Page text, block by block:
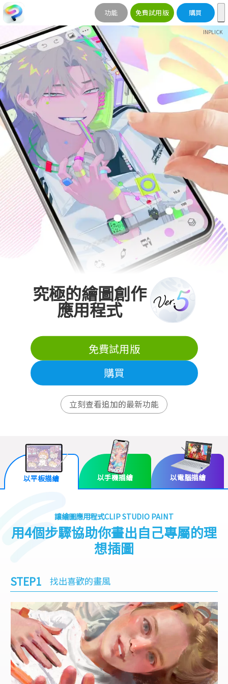
功能 免費試用版 購買
究極的繪圖創作
應用程式
免費試用版
購買
立刻查看追加的最新功能
INPLICK
以電腦描繪
以平板描繪 以手機描繪
讓繪圖應用程式CLIP STUDIO PAINT
用4個步驟協助你畫出自己專屬的理
想插圖
STEP1 找出喜歡的畫風